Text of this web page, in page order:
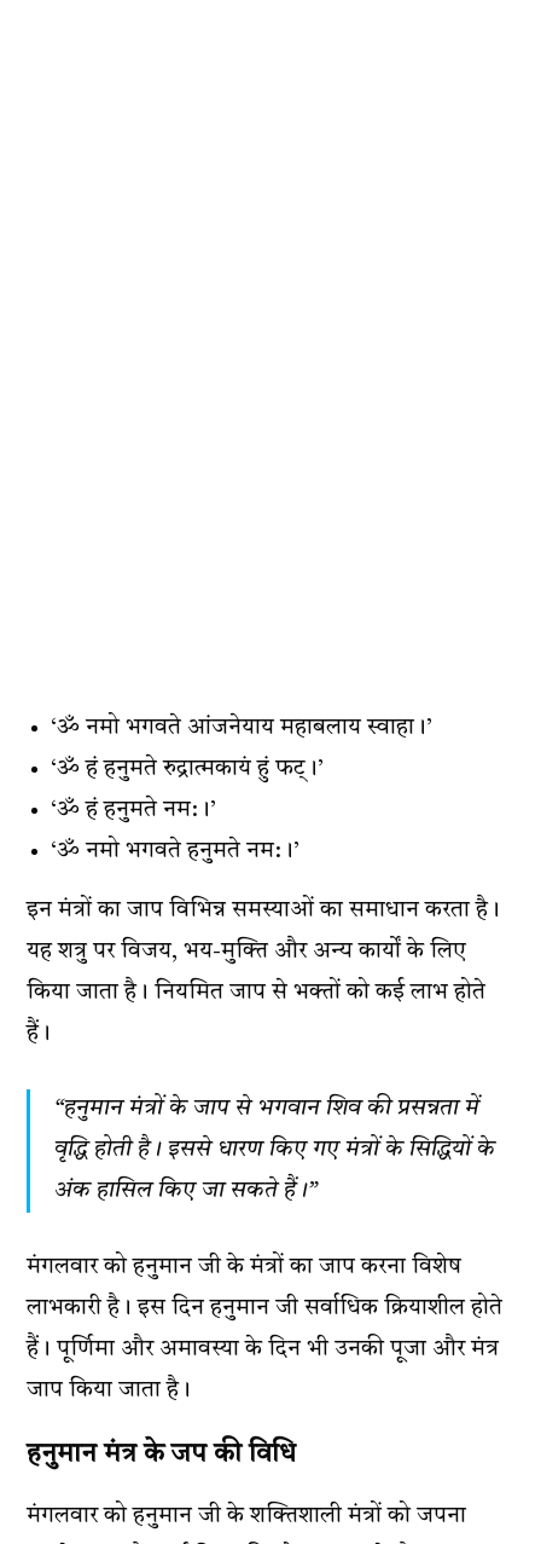
‘ॐ नमो भगवते आंजनेयाय महाबलाय स्वाहा।’
‘ॐ हं हनुमते रुद्रात्मकायं हुं फट्।’
‘ॐ हं हनुमते नम:।’
‘ॐ नमो भगवते हनुमते नम:।’
इन मंत्रों का जाप विभिन्न समस्याओं का समाधान करता है।
यह शत्रु पर विजय, भय-मुक्ति और अन्य कार्यों के लिए
किया जाता है। नियमित जाप से भक्तों को कई लाभ होते
हैं।
“हनुमान मंत्रों के जाप से भगवान शिव की प्रसन्नता में
वृद्धि होती है। इससे धारण किए गए मंत्रों के सिद्धियों के
अंक हासिल किए जा सकते हैं।”
मंगलवार को हनुमान जी के मंत्रों का जाप करना विशेष
लाभकारी है। इस दिन हनुमान जी सर्वाधिक क्रियाशील होते
हैं। पूर्णिमा और अमावस्या के दिन भी उनकी पूजा और मंत्र
जाप किया जाता है।
हनुमान मंत्र के जप की विधि
मंगलवार को हनुमान जी के शक्तिशाली मंत्रों को जपना